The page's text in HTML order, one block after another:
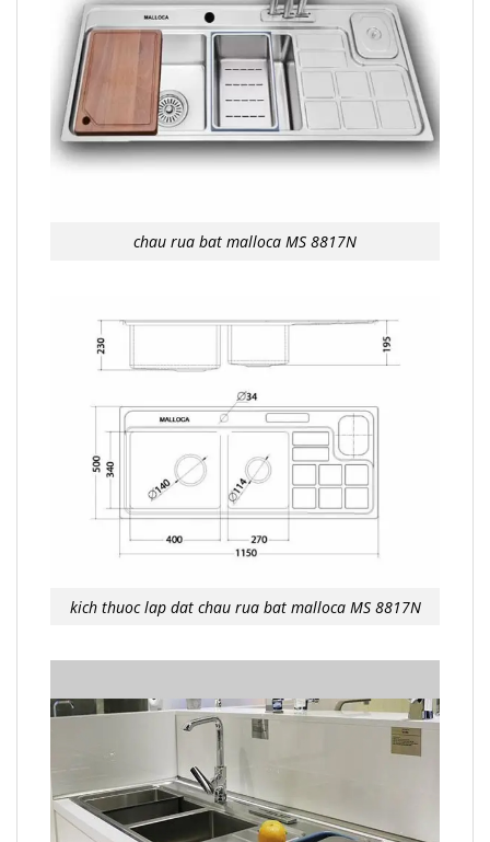
chau rua bat malloca MS 8817N
kich thuoc lap dat chau rua bat malloca MS 8817N